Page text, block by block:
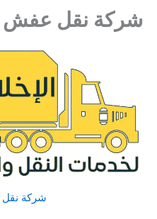
شركة نقل عفش
شركة